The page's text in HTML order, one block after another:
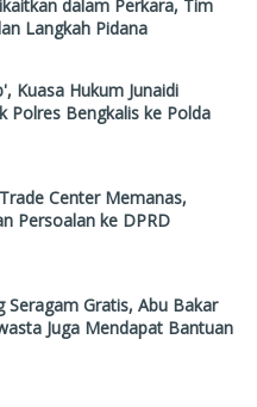
dalam Perkara, Tim
Langkah Pidana
Kuasa Hukum Junaidi
Polres Bengkalis ke Polda
Center Memanas,
Persoalan ke DPRD
Seragam Gratis, Abu Bakar
Juga Mendapat Bantuan